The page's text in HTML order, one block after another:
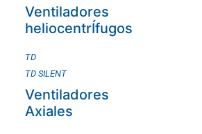
Ventiladores
heliocentrÍfugos
TD
TD SILENT
Ventiladores
Axiales